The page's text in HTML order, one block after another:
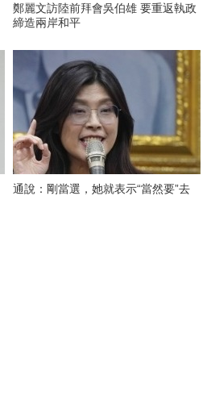
鄭麗文訪陸前拜會吳伯雄 要重返執政
締造兩岸和平
通說：剛當選，她就表示“當然要”去